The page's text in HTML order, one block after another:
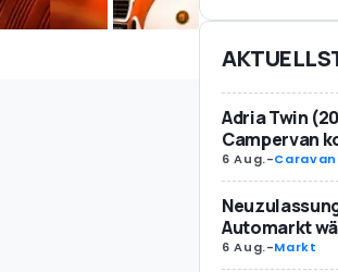
Adria Twin
Campervan
6 Aug.-
Automarkt
6 Aug.-Markt